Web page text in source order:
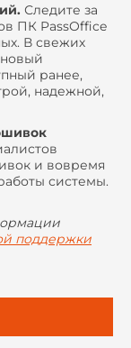
Следите за
ПК PassOffice
В свежих
ранее,
надежной,
и вовремя
системы.
поддержки